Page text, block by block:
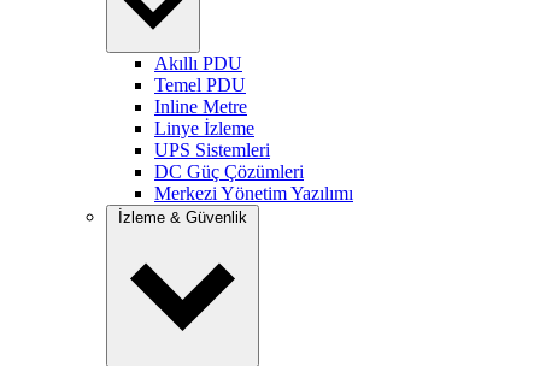
Akıllı PDU
Temel PDU
Inline Metre
Linye İzleme
UPS Sistemleri
DC Güç Çözümleri
Merkezi Yönetim Yazılımı
İzleme & Güvenlik